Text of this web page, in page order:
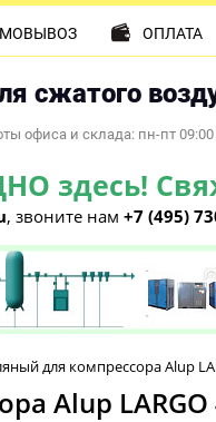
сжатого
офиса и склада: пн-пт
здесь!
, звоните нам +7 (495)
ОПЛАТА
для компрессора Alup
Alup LARGO